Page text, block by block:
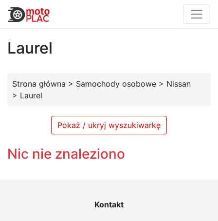
Laurel
Strona główna > Samochody osobowe > Nissan
> Laurel
Pokaż / ukryj wyszukiwarkę
Nic nie znaleziono
Kontakt